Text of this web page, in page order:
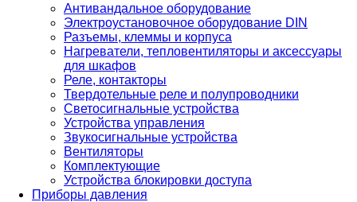
Антивандальное оборудование
Электроустановочное оборудование DIN
Разъемы, клеммы и корпуса
Нагреватели, тепловентиляторы и аксессуары
для шкафов
Реле, контакторы
Твердотельные реле и полупроводники
Светосигнальные устройства
Устройства управления
Звукосигнальные устройства
Вентиляторы
Комплектующие
Устройства блокировки доступа
Приборы давления